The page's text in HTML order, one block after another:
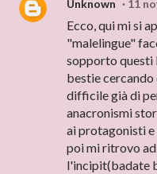
Unknown 11
Ecco, qui mi si
"malelingue"
sopporto questi
bestie cercando
difficile già di
anacronismi
ai protagonisti
poi mi ritrovo
l'incipit(badate